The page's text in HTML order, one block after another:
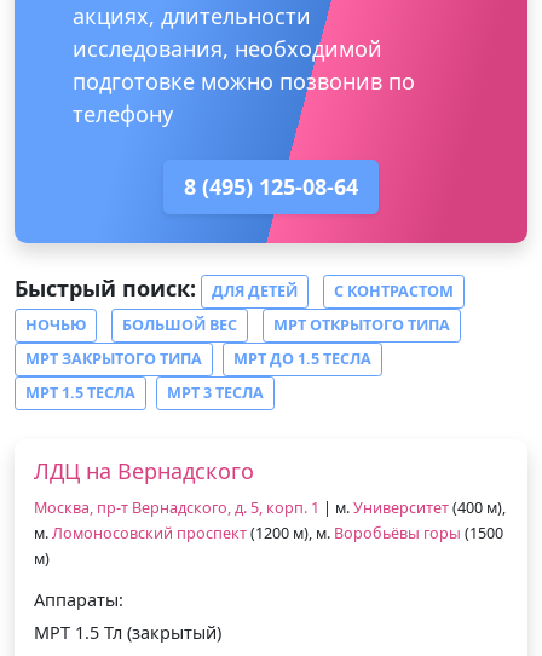
акциях, длительности
исследования, необходимой
подготовке можно позвонив по
телефону
8 (495) 125-08-64
Быстрый поиск: ДЛЯ ДЕТЕЙ
С КОНТРАСТОМ
НОЧЬЮ
БОЛЬШОЙ ВЕС
МРТ ОТКРЫТОГО ТИПА
МРТ ЗАКРЫТОГО ТИПА
МРТ ДО 1.5 ТЕСЛА
МРТ 1.5 ТЕСЛА
МРТ 3 ТЕСЛА
ЛДЦ на Вернадского
Москва, пр-т Вернадского, д. 5, корп. 1 | м.Университет(400 м),
м.Ломоносовский проспект(1200 м), м. Воробьёвы горы (1500
м)
Аппараты:
МРТ 1.5 Тл (закрытый)